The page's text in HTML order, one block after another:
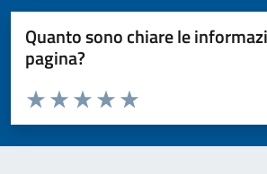
Quanto sono chiare le
pagina?
Valuta da 1 a 5 stelle la pagina
Valuta 5 stelle su 5
Valuta 4 stelle su 5
Valuta 3 stelle su 5
Valuta 2 stelle su 5
Valuta 1 stelle su 5